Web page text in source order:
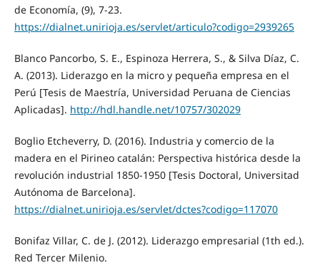
de Economía, (9), 7-23.
https://dialnet.unirioja.es/servlet/articulo?codigo=2939265
Blanco Pancorbo, S. E., Espinoza Herrera, S., & Silva Díaz, C.
A. (2013). Liderazgo en la micro y pequeña empresa en el
Perú [Tesis de Maestría, Universidad Peruana de Ciencias
Aplicadas]. http://hdl.handle.net/10757/302029
Boglio Etcheverry, D. (2016). Industria y comercio de la
madera en el Pirineo catalán: Perspectiva histórica desde la
revolución industrial 1850-1950 [Tesis Doctoral, Universitad
Autónoma de Barcelona].
https://dialnet.unirioja.es/servlet/dctes?codigo=117070
Bonifaz Villar, C. de J. (2012). Liderazgo empresarial (1th ed.).
Red Tercer Milenio.